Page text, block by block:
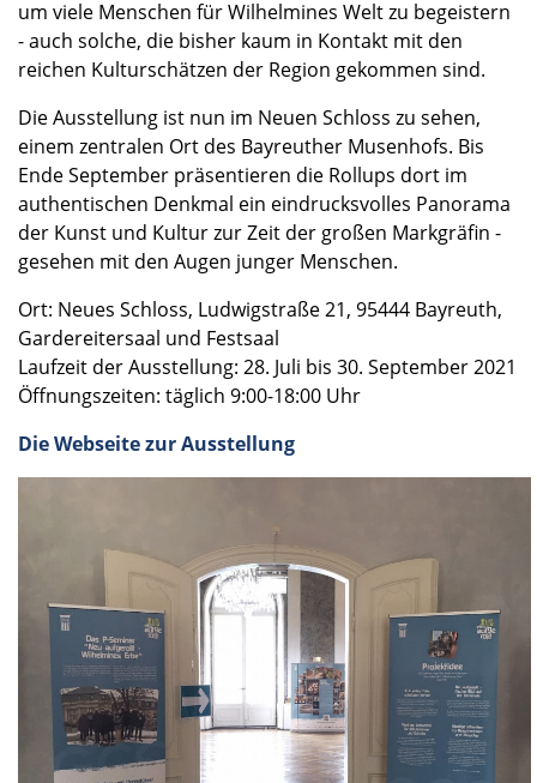
um viele Menschen für Wilhel­mi­nes Welt zu begeis­tern
- auch solche, die bisher kaum in Kontakt mit den
reichen Kultur­schät­zen der Region gekom­men sind.
Die Ausstel­lung ist nun im Neuen Schloss zu sehen,
einem zentra­len Ort des Bayreu­ther Musen­hofs. Bis
Ende Septem­ber präsen­tie­ren die Rollups dort im
authen­ti­schen Denkmal ein eindrucks­vol­les Panorama
der Kunst und Kultur zur Zeit der großen Markgrä­fin -
gesehen mit den Augen junger Menschen.
Ort: Neues Schloss, Ludwig­straße 21, 95444 Bayreuth,
Garder­ei­ter­saal und Festsaal
Laufzeit der Ausstel­lung: 28. Juli bis 30. Septem­ber 2021
Öffnungs­zei­ten: täglich 9:00-18:00 Uhr
Die Webseite zur Ausstel­lung